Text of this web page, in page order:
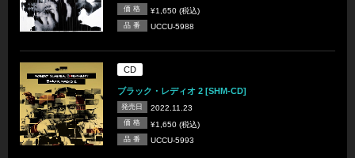
価 格 ¥1,650 (税込)
品 番 UCCU-5988
CD
ブラック・レディオ 2 [SHM-CD]
発売日 2022.11.23
価 格 ¥1,650 (税込)
品 番 UCCU-5993